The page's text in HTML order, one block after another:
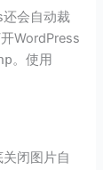
会自动裁
WordPress
。使用
闭图片自